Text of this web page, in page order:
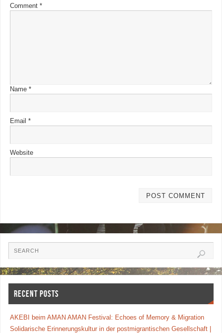
Comment *
Name *
Email *
Website
RECENT POSTS
AKEBI beim AMAN AMAN Festival: Echoes of Memory & Migration
Solidarische Erinnerungskultur in der postmigrantischen Gesellschaft |